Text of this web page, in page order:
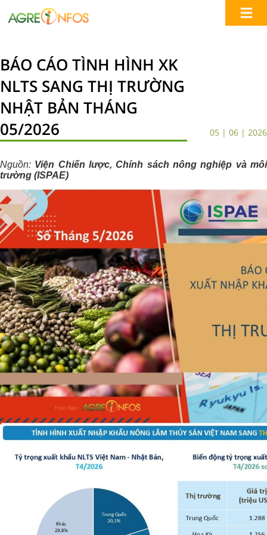
BÁO CÁO TÌNH HÌNH XK
NLTS SANG THỊ TRƯỜNG
NHẬT BẢN THÁNG
05/2026
05 | 06 | 2026
Nguồn: Viện Chiến lược, Chính sách nông nghiệp và môi
trường (ISPAE)